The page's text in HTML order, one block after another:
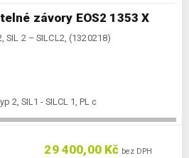
závory EOS2 1353 X
2 – SILCL2, (1320218)
2, SIL1 - SILCL 1, PL c
29 400,00 Kč bez DPH